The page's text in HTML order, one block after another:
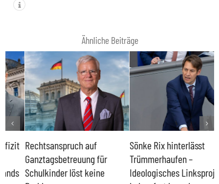
Ähnliche Beiträge
Rechtsanspruch auf
Ganztagsbetreuung für
Schulkinder löst keine
Sönke Rix hinterlässt
Trümmerhaufen –
Ideologisches Linksprojekt